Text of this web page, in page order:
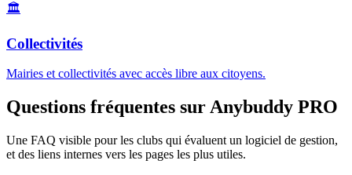
🏛️
Collectivités
Mairies et collectivités avec accès libre aux citoyens.
Questions fréquentes sur Anybuddy PRO
Une FAQ visible pour les clubs qui évaluent un logiciel de gestion,
et des liens internes vers les pages les plus utiles.